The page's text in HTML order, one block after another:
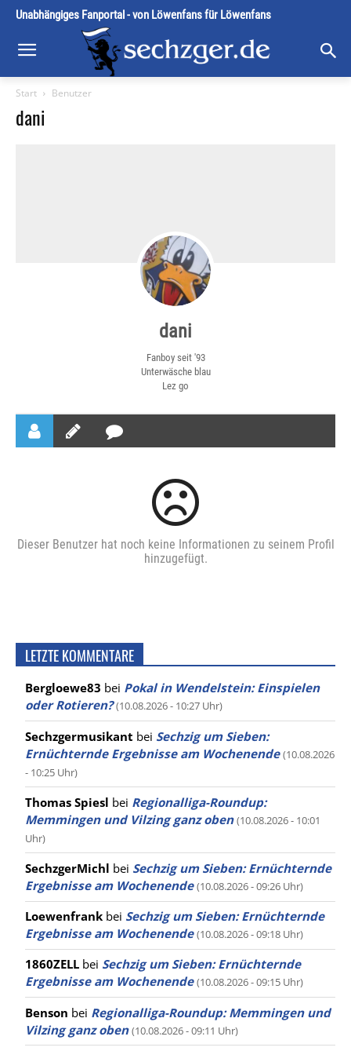
Unabhängiges Fanportal - von Löwenfans für Löwenfans
Start Benutzer
dani
dani
Fanboy seit '93
Unterwäsche blau
Lez go
Dieser Benutzer hat noch keine Informationen zu seinem Profil
hinzugefügt.
LETZTE KOMMENTARE
Bergloewe83 bei Pokal in Wendelstein: Einspielen
oder Rotieren? (10.08.2026 - 10:27 Uhr)
Sechzgermusikant bei Sechzig um Sieben:
Ernüchternde Ergebnisse am Wochenende (10.08.2026
- 10:25 Uhr)
Thomas Spiesl bei Regionalliga-Roundup:
Memmingen und Vilzing ganz oben (10.08.2026 - 10:01
Uhr)
SechzgerMichl bei Sechzig um Sieben: Ernüchternde
Ergebnisse am Wochenende (10.08.2026 - 09:26 Uhr)
Loewenfrank bei Sechzig um Sieben: Ernüchternde
Ergebnisse am Wochenende (10.08.2026 - 09:18 Uhr)
1860ZELL bei Sechzig um Sieben: Ernüchternde
Ergebnisse am Wochenende (10.08.2026 - 09:15 Uhr)
Benson bei Regionalliga-Roundup: Memmingen und
Vilzing ganz oben (10.08.2026 - 09:11 Uhr)